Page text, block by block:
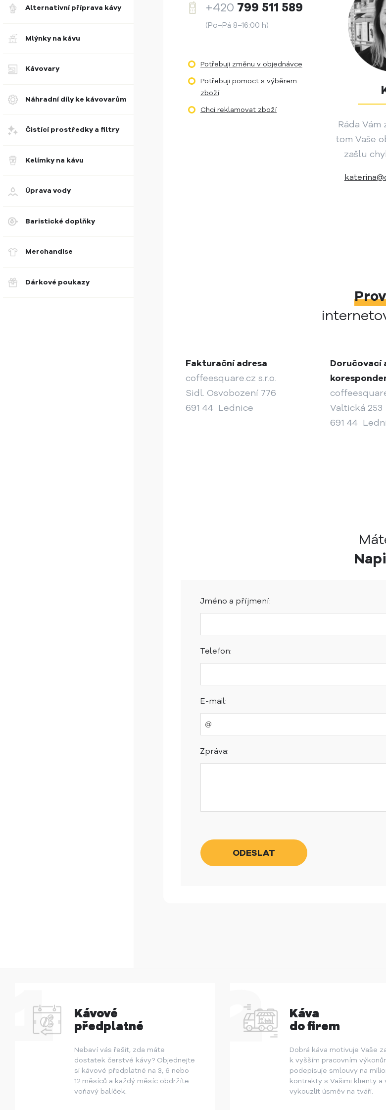
+420 799 511 589
(Po–Pá 8–16:00 h)
Potřebuji změnu v objednávce
Potřebuji pomoct s výběrem
zboží
Chci reklamovat zboží
Ráda Vám
tom Vaše
zašlu
Fakturační adresa
coffeesquare.cz s.r.o.
Sidl. Osvobození 776
691 44 Lednice
Doručovací
Valtická 253
691 44
Jméno a příjmení:
Telefon:
E-mail:
Zpráva:
Alternativní příprava kávy
Mlýnky na kávu
Kávovary
Náhradní díly ke kávovarům
Čistící prostředky a filtry
Kelímky na kávu
Úprava vody
Baristické doplňky
Merchandise
Dárkové poukazy
Kávové
předplatné
Nebaví vás řešit, zda máte
dostatek čerstvé kávy? Objednejte
si kávové předplatné na 3, 6 nebo
12 měsíců a každý měsíc obdržíte
voňavý balíček.
Káva
do firem
Dobrá káva motivuje Vaše
k vyšším pracovním
podepisuje smlouvy na
kontrakty s Vašimi klienty a
vykouzlit úsměv na tváři.